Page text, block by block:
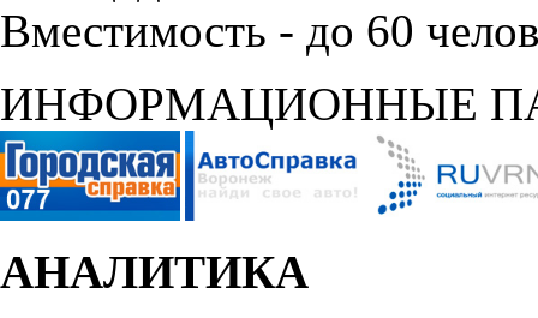
Вместимость - до 60
ИНФОРМАЦИОННЫЕ
АНАЛИТИКА